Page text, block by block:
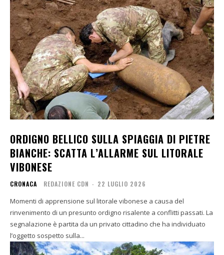
ORDIGNO BELLICO SULLA SPIAGGIA DI PIETRE
BIANCHE: SCATTA L’ALLARME SUL LITORALE
VIBONESE
CRONACA REDAZIONE CDN - 22 LUGLIO 2026
Momenti di apprensione sul litorale vibonese a causa del
rinvenimento di un presunto ordigno risalente a conflitti passati. La
segnalazione è partita da un privato cittadino che ha individuato
l’oggetto sospetto sulla...